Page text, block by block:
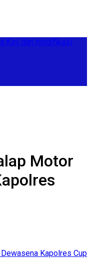
Motor